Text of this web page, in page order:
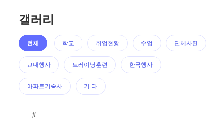
갤러리
전체 학교 취업현황 수업 단체사진
교내행사 트레이닝훈련 한국행사
아파트기숙사 기 타